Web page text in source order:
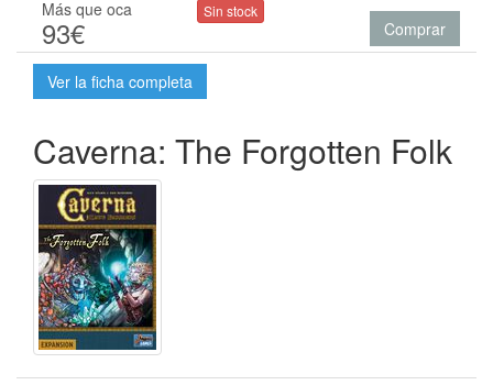
Más que oca
93€
Sin stock
Comprar
Ver la ficha completa
Caverna: The Forgotten Folk